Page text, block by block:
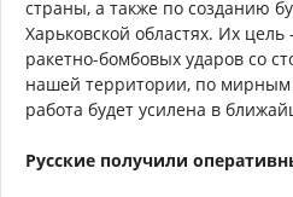
страны, а также по созданию
Харьковской областях. Их
ракетно-бомбовых ударов со
нашей территории, по мирным
работа будет усилена в
Русские получили